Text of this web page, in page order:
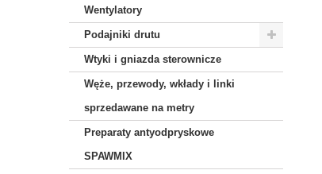
Wentylatory
Podajniki drutu
Wtyki i gniazda sterownicze
Węże, przewody, wkłady i linki
sprzedawane na metry
Preparaty antyodpryskowe
SPAWMIX